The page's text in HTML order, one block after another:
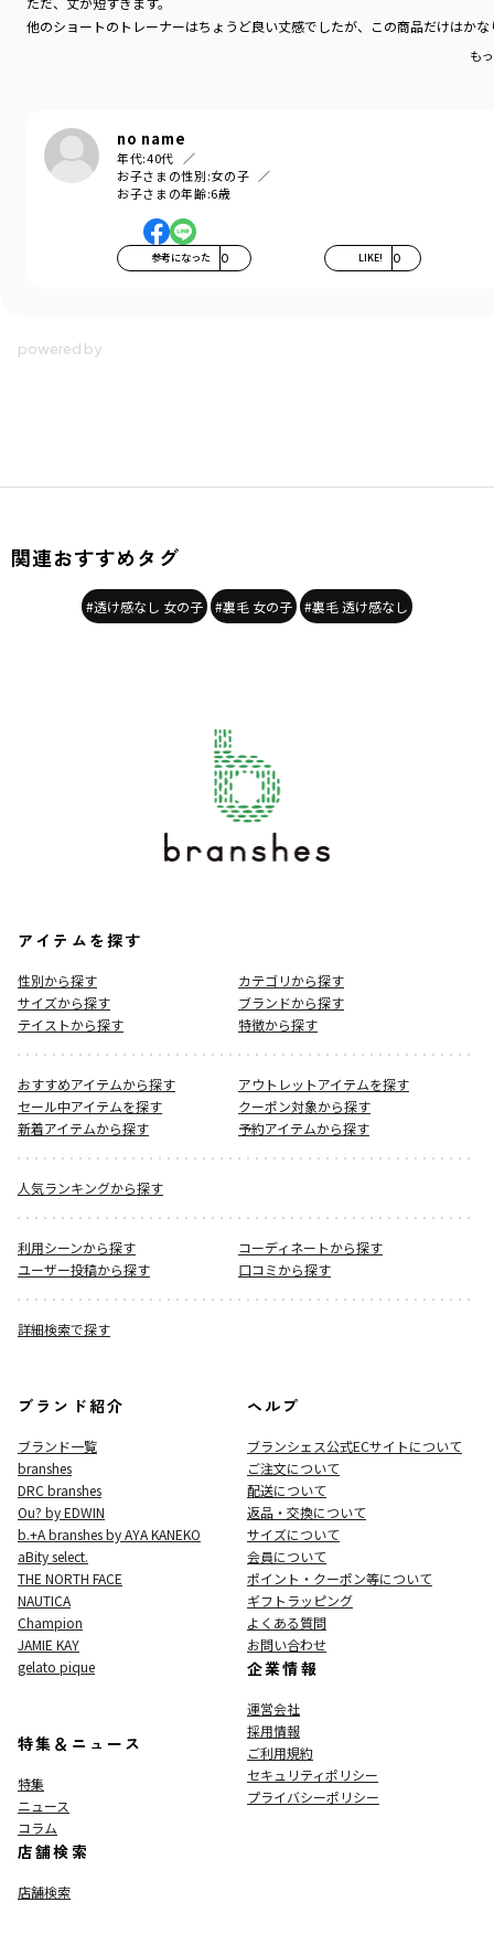
他のショートのトレーナーはちょうど良い丈感でしたが、この商品だけはか
も
no name
年代:40代
お子さまの性別:女の子
お子さまの年齢:6歳
参考になった 0 LIKE! 0
関連おすすめタグ
#透け感なし 女の子 #裏毛 女の子 #裏毛 透け感なし
アイテムを探す
性別から探す
カテゴリから探す
サイズから探す
ブランドから探す
テイストから探す
特徴から探す
おすすめアイテムから探す
アウトレットアイテムを探す
セール中アイテムを探す
クーポン対象から探す
新着アイテムから探す
予約アイテムから探す
人気ランキングから探す
利用シーンから探す
コーディネートから探す
ユーザー投稿から探す
口コミから探す
詳細検索で探す
ブランド紹介
ブランド一覧
branshes
DRC branshes
Ou? by EDWIN
b.+A branshes by AYA KANEKO
aBity select.
THE NORTH FACE
NAUTICA
Champion
JAMIE KAY
gelato pique
特集＆ニュース
特集
ニュース
コラム
店舗検索
店舗検索
ヘルプ
ブランシェス公式ECサイトについて
ご注文について
配送について
返品・交換について
サイズについて
会員について
ポイント・クーポン等について
ギフトラッピング
よくある質問
お問い合わせ
企業情報
運営会社
採用情報
ご利用規約
セキュリティポリシー
プライバシーポリシー